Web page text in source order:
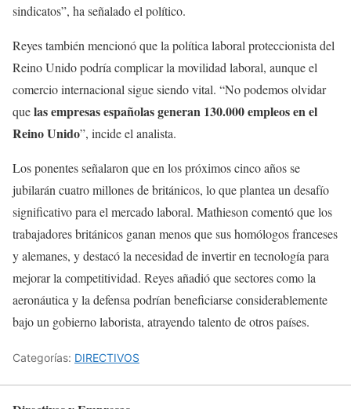
sindicatos”, ha señalado el político.
Reyes también mencionó que la política laboral proteccionista del
Reino Unido podría complicar la movilidad laboral, aunque el
comercio internacional sigue siendo vital. “No podemos olvidar
quelas empresas españolas generan 130.000 empleos en el
Reino Unido”, incide el analista.
Los ponentes señalaron que en los próximos cinco años se
jubilarán cuatro millones de británicos, lo que plantea un desafío
significativo para el mercado laboral. Mathieson comentó que los
trabajadores británicos ganan menos que sus homólogos franceses
y alemanes, y destacó la necesidad de invertir en tecnología para
mejorar la competitividad. Reyes añadió que sectores como la
aeronáutica y la defensa podrían beneficiarse considerablemente
bajo un gobierno laborista, atrayendo talento de otros países.
Categorías: DIRECTIVOS